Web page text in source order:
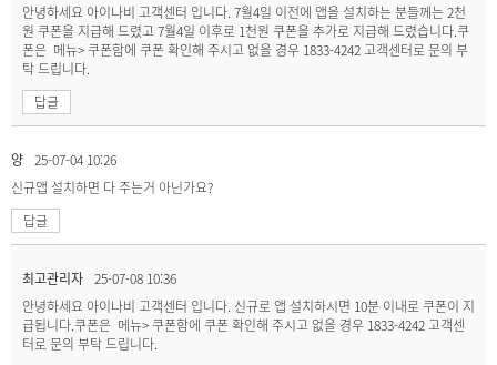
안녕하세요 아이나비 고객센터 입니다. 7월4일 이전에 앱을 설치하는 분들께는 2천
원 쿠폰을 지급해 드렸고 7월4일 이후로 1천원 쿠폰을 추가로 지급해 드렸습니다.쿠
폰은 메뉴> 쿠폰함에 쿠폰 확인해 주시고 없을 경우 1833-4242 고객센터로 문의 부
탁 드립니다.
답글
양 25-07-04 10:26
신규앱 설치하면 다 주는거 아닌가요?
답글
최고관리자 25-07-08 10:36
안녕하세요 아이나비 고객센터 입니다. 신규로 앱 설치하시면 10분 이내로 쿠폰이 지
급됩니다.쿠폰은 메뉴> 쿠폰함에 쿠폰 확인해 주시고 없을 경우 1833-4242 고객센
터로 문의 부탁 드립니다.